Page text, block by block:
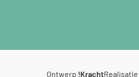
Ontwerp !KrachtRealisatie